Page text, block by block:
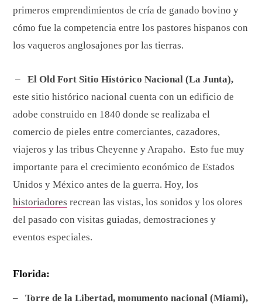
primeros emprendimientos de cría de ganado bovino y
cómo fue la competencia entre los pastores hispanos con
los vaqueros anglosajones por las tierras.
– El Old Fort Sitio Histórico Nacional (La Junta),
este sitio histórico nacional cuenta con un edificio de
adobe construido en 1840 donde se realizaba el
comercio de pieles entre comerciantes, cazadores,
viajeros y las tribus Cheyenne y Arapaho. Esto fue muy
importante para el crecimiento económico de Estados
Unidos y México antes de la guerra. Hoy, los
historiadores recrean las vistas, los sonidos y los olores
del pasado con visitas guiadas, demostraciones y
eventos especiales.
Florida:
– Torre de la Libertad, monumento nacional (Miami),